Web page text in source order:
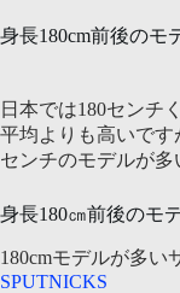
身長180cm前後のモ
日本では180センチ
平均よりも高いで
センチのモデルが多
身長180㎝前後のモ
180cmモデルが多い
SPUTNICKS